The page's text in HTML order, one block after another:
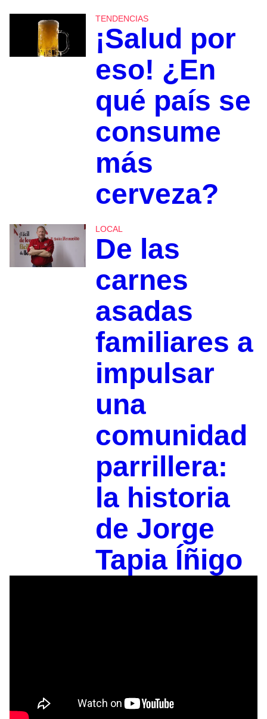
TENDENCIAS
¡Salud por
eso! ¿En
qué país se
consume
más
cerveza?
LOCAL
De las
carnes
asadas
familiares a
impulsar
una
comunidad
parrillera:
la historia
de Jorge
Tapia Íñigo